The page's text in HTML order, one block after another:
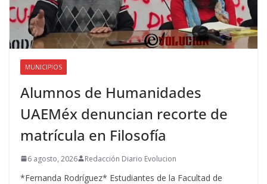
MUNICIPIOS
Alumnos de Humanidades
UAEMéx denuncian recorte de
matrícula en Filosofía
6 agosto, 2026 Redacción Diario Evolucion
*Fernanda Rodríguez* Estudiantes de la Facultad de